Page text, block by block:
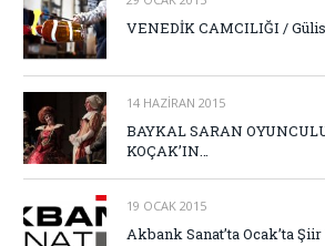
VENEDİK CAMCILIĞI /
14 HAZIRAN 2015
BAYKAL SARAN
KOÇAK’IN…
19 OCAK 2015
Akbank Sanat’ta Ocak’ta